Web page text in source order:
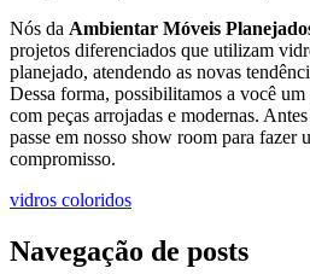
Nós da Ambientar Móveis
projetos diferenciados que utilizam
planejado, atendendo as novas
Dessa forma, possibilitamos a você
com peças arrojadas e modernas.
passe em nosso show room para fazer
compromisso.
vidros coloridos
Navegação de posts